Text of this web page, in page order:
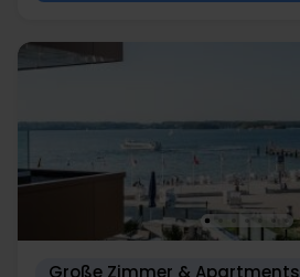
Große Zimmer & Apartments